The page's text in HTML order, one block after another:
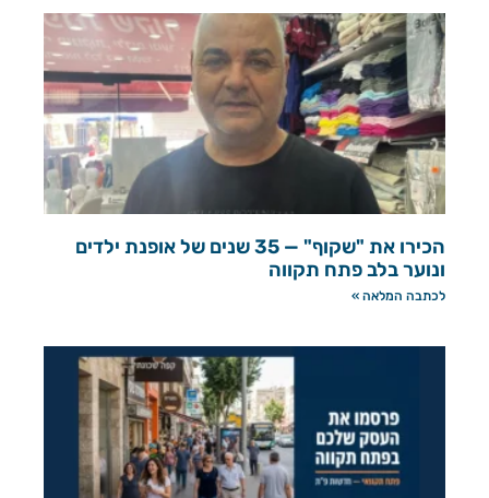
הכירו את "שקוף" — 35 שנים של אופנת ילדים
ונוער בלב פתח תקווה
לכתבה המלאה »